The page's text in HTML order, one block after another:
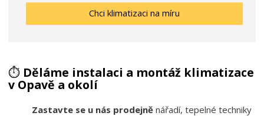
Chci klimatizaci na míru
⏱️ Děláme instalaci a montáž klimatizace
v Opavě a okolí
Zastavte se u nás prodejně nářadí, tepelné techniky